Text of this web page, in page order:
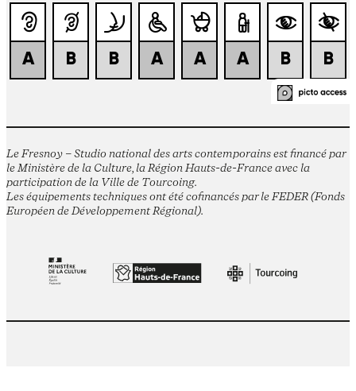
Le Fresnoy – Studio national des arts contemporains est financé par
le Ministère de la Culture, la Région Hauts-de-France avec la
participation de la Ville de Tourcoing.
Les équipements techniques ont été cofinancés par le FEDER (Fonds
Européen de Développement Régional).